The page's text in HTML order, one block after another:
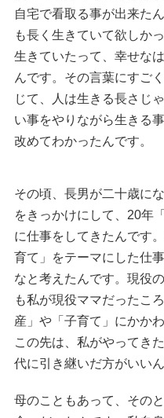
自宅で看取る事が出来た
も長く生きていて欲しか
生きていたって、幸せな
んです。その言葉にすご
じて、人は生きる長さじ
い事をやりながら生きる
改めてわかったんです。
その頃、長男が二十歳に
をきっかけにして、20年
に仕事をしてきたんです
育て」をテーマにした仕
なと考えたんです。現役
も私が現役ママだったこ
産」や「子育て」にかか
この先は、私がやってき
代に引き継いだ方がいい
母のこともあって、その